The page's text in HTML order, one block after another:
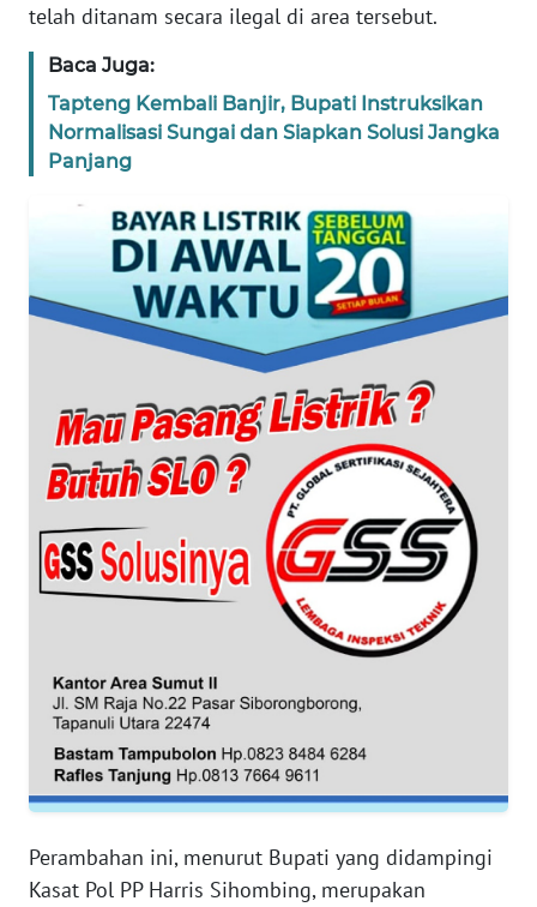
telah ditanam secara ilegal di area tersebut.
Baca Juga:
Tapteng Kembali Banjir, Bupati Instruksikan
Normalisasi Sungai dan Siapkan Solusi Jangka
Panjang
Perambahan ini, menurut Bupati yang didampingi
Kasat Pol PP Harris Sihombing, merupakan
BANTEN
WN
NTT
WN
PAPUA
PAPUA
BARAT
RIAU
WN
WN
JAMBI
WN
SULTRA
WN
NTB